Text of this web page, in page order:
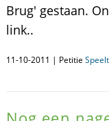
Brug' gestaan.
link..
11-10-2011 | Petitie